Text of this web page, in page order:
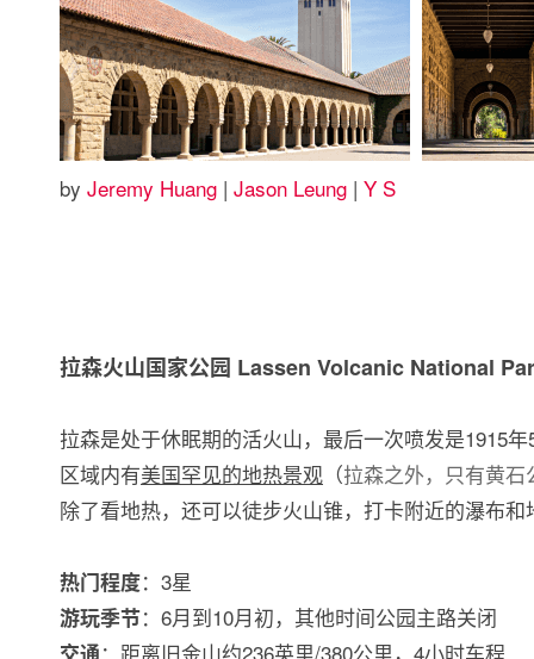
by Jeremy Huang | Jason Leung | Y S
拉森火山国家公园 Lassen Volcanic National
拉森是处于休眠期的活火山，最后一次喷发是1915年
区域内有美国罕见的地热景观 （拉森之外，只有黄石
除了看地热，还可以徒步火山锥，打卡附近的瀑布和
热门程度：3星
游玩季节：6月到10月初，其他时间公园主路关闭
交通：距离旧金山约236英里/380公里，4小时车程